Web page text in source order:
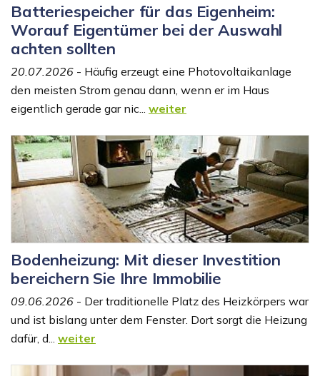
Batteriespeicher für das Eigenheim:
Worauf Eigentümer bei der Auswahl
achten sollten
20.07.2026 - Häufig erzeugt eine Photovoltaikanlage
den meisten Strom genau dann, wenn er im Haus
eigentlich gerade gar nic... weiter
Bodenheizung: Mit dieser Investition
bereichern Sie Ihre Immobilie
09.06.2026 - Der traditionelle Platz des Heizkörpers war
und ist bislang unter dem Fenster. Dort sorgt die Heizung
dafür, d... weiter